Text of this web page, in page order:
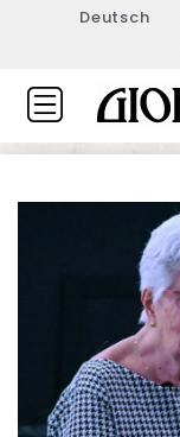
Deutsch